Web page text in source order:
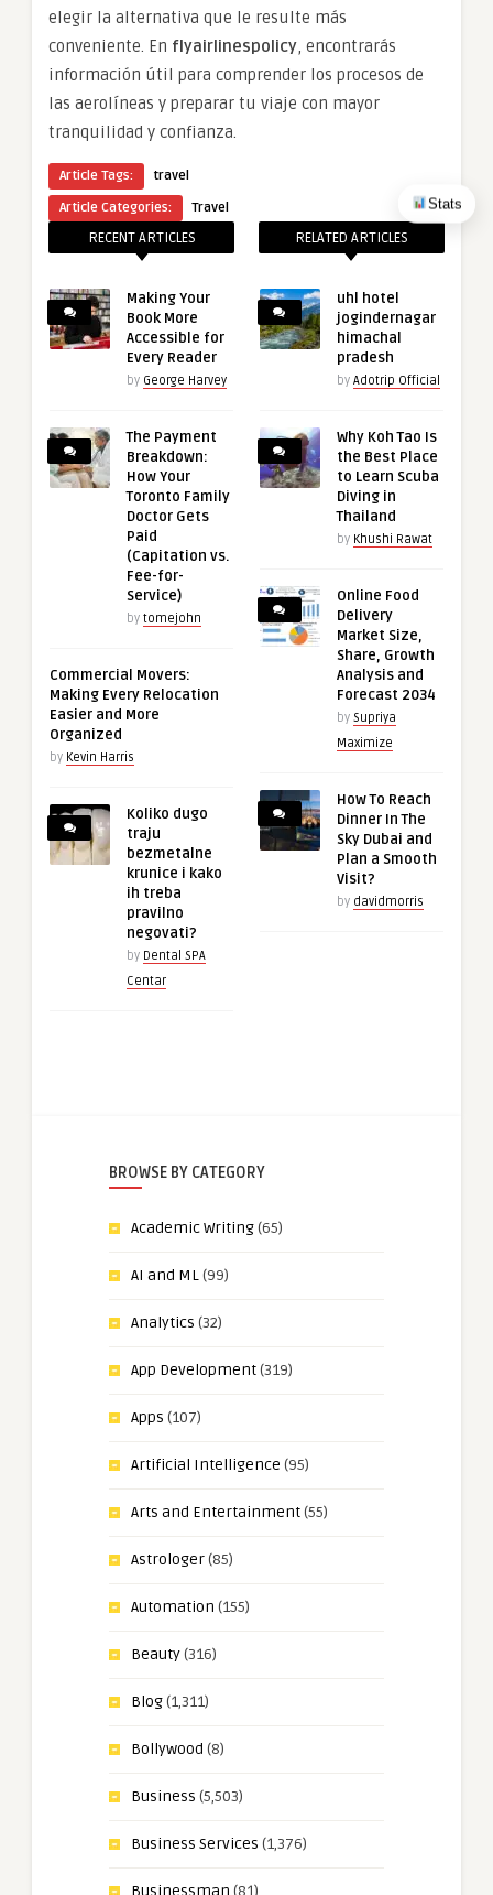
Stats
elegir la alternativa que le resulte más
conveniente. En flyairlinespolicy, encontrarás
información útil para comprender los procesos de
las aerolíneas y preparar tu viaje con mayor
tranquilidad y confianza.
Article Tags:
travel
Article Categories:
Travel
RECENT ARTICLES
Making Your
Book More
Accessible for
Every Reader
by George Harvey
The Payment
Breakdown:
How Your
Toronto Family
Doctor Gets
Paid
(Capitation vs.
Fee-for-
Service)
by tomejohn
Commercial Movers:
Making Every Relocation
Easier and More
Organized
by Kevin Harris
Koliko dugo
traju
bezmetalne
krunice i kako
ih treba
pravilno
negovati?
by Dental SPA
Centar
RELATED ARTICLES
uhl hotel
jogindernagar
himachal
pradesh
by Adotrip Official
Why Koh Tao Is
the Best Place
to Learn Scuba
Diving in
Thailand
by Khushi Rawat
Online Food
Delivery
Market Size,
Share, Growth
Analysis and
Forecast 2034
by Supriya
Maximize
How To Reach
Dinner In The
Sky Dubai and
Plan a Smooth
Visit?
by davidmorris
BROWSE BY CATEGORY
Academic Writing(65)
AI and ML(99)
Analytics (32)
App Development(319)
Apps (107)
Artificial Intelligence (95)
Arts and Entertainment(55)
Astrologer(85)
Automation (155)
Beauty(316)
Blog(1,311)
Bollywood (8)
Business (5,503)
Business Services (1,376)
Businessman (81)